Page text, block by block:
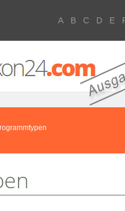
A B C D E